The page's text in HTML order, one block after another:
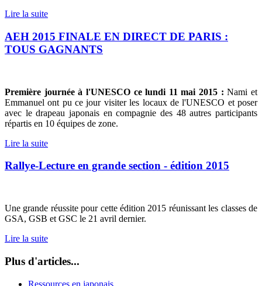
Lire la suite
AEH 2015 FINALE EN DIRECT DE PARIS :
TOUS GAGNANTS
Première journée à l'UNESCO ce lundi 11 mai 2015 : Nami et
Emmanuel ont pu ce jour visiter les locaux de l'UNESCO et poser
avec le drapeau japonais en compagnie des 48 autres participants
répartis en 10 équipes de zone.
Lire la suite
Rallye-Lecture en grande section - édition 2015
Une grande réussite pour cette édition 2015 réunissant les classes de
GSA, GSB et GSC le 21 avril dernier.
Lire la suite
Plus d'articles...
Ressources en japonais